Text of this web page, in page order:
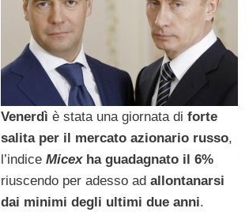
Venerdì è stata una giornata di forte
salita per il mercato azionario russo,
l’indice Micex ha guadagnato il 6%
riuscendo per adesso ad allontanarsi
dai minimi degli ultimi due anni.